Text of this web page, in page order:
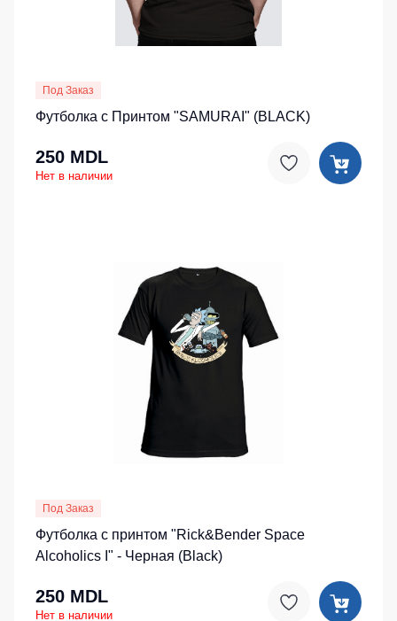
Под Заказ
Футболка с Принтом "SAMURAI" (BLACK)
250 MDL
Нет в наличии
Под Заказ
Футболка с принтом "Rick&Bender Space
Alcoholics I" - Черная (Black)
250 MDL
Нет в наличии